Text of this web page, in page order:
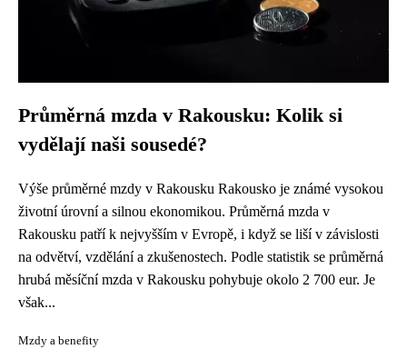
Průměrná mzda v Rakousku: Kolik si
vydělají naši sousedé?
Výše průměrné mzdy v Rakousku Rakousko je známé vysokou
životní úrovní a silnou ekonomikou. Průměrná mzda v
Rakousku patří k nejvyšším v Evropě, i když se liší v závislosti
na odvětví, vzdělání a zkušenostech. Podle statistik se průměrná
hrubá měsíční mzda v Rakousku pohybuje okolo 2 700 eur. Je
však...
Mzdy a benefity